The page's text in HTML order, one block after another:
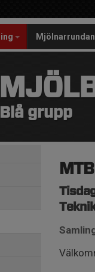
Mjölnarrundan
Blå grupp